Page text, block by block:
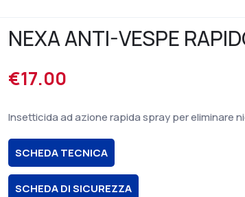
NEXA ANTI-VESPE
€17.00
Insetticida ad azione rapida spray per eliminare
SCHEDA TECNICA
SCHEDA DI SICUREZZA